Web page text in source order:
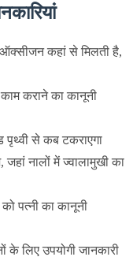
कहां से मिलती है,
कराने का कानूनी
पृथ्वी से कब टकराएगा
नालों में ज्वालामुखी का
पत्नी का कानूनी
लिए उपयोगी जानकारी